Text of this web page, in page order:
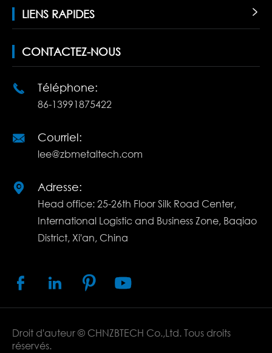
LIENS RAPIDES 
CONTACTEZ-NOUS
 Téléphone:
86-13991875422
 Courriel:
lee@zbmetaltech.com
 Adresse:
Head office: 25-26th Floor Silk Road Center,
International Logistic and Business Zone, Baqiao
District, Xi'an, China
   
Droit d'auteur © CHNZBTECH Co.,Ltd.Tous droits
réservés.